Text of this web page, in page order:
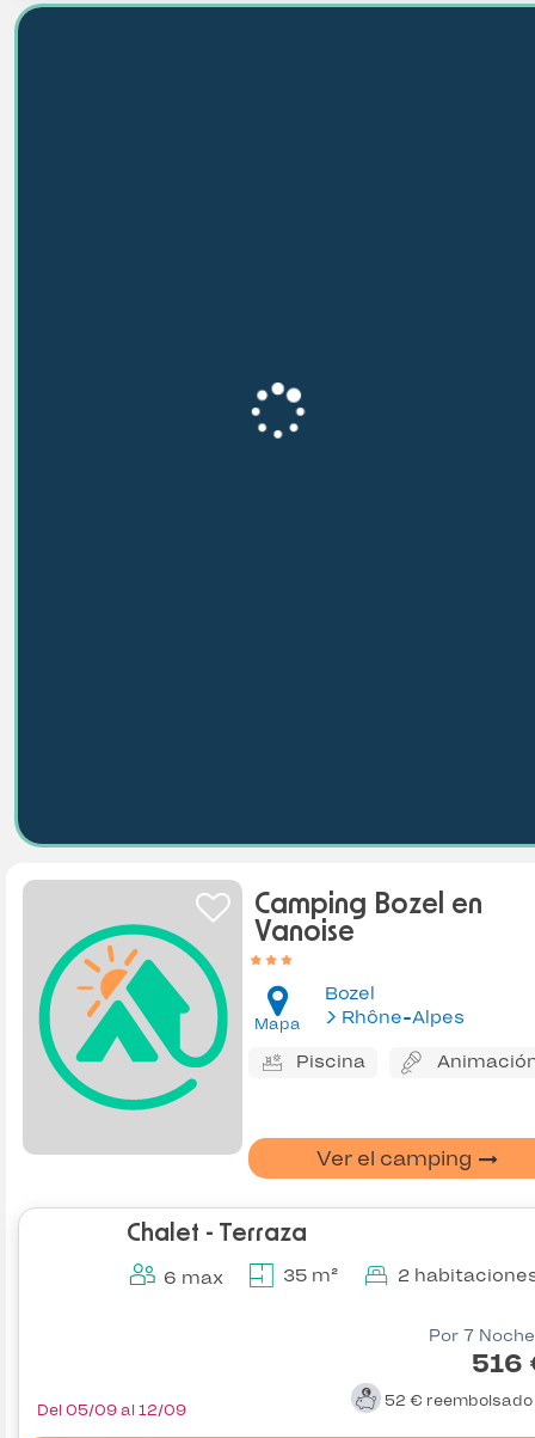
Camping Bozel en
Vanoise
Mapa
Bozel
Rhône-Alpes
Piscina
Ver el camping
Chalet - Terraza
6 max 35 m² 2
Por 7
516
52 € reembolsado
Del 05/09 al 12/09